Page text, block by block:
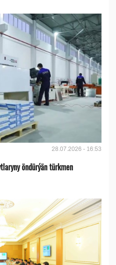
28.07.2026 - 16:53
öndürýän türkmen